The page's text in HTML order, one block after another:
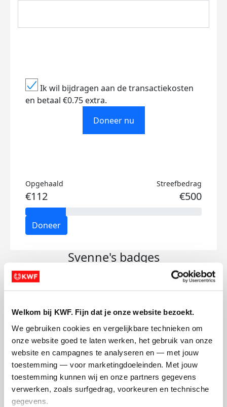
Welkom bij KWF. Fijn dat je onze website bezoekt.
We gebruiken cookies en vergelijkbare technieken om
onze website goed te laten werken, het gebruik van onze
website en campagnes te analyseren en — met jouw
toestemming — voor marketingdoeleinden. Met jouw
toestemming kunnen wij en onze partners gegevens
verwerken, zoals surfgedrag, voorkeuren en technische
gegevens.
Ik wil bijdragen aan de transactiekosten
en betaal €0.75 extra.
Doneer nu
Opgehaald
€112
Streefbedrag
€500
Doneer
Svenne's badges